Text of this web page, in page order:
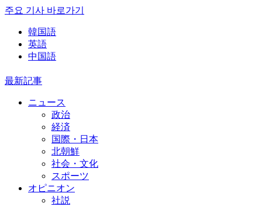
주요 기사 바로가기
韓国語
英語
中国語
最新記事
ニュース
政治
経済
国際・日本
北朝鮮
社会・文化
スポーツ
オピニオン
社説